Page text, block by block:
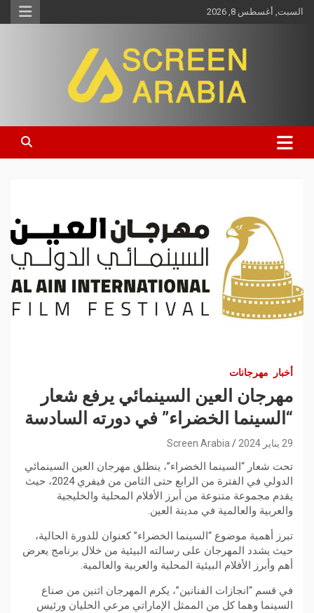
السبت, أغسطس 8, 2026
Screen Arabia
أخبار مهرجانات
مهرجان العين السينمائي يرفع شعار
“السينما الخضراء” في دورته السادسة
29 يناير 2024 Screen Arabia
تحت شعار “السينما الخضراء”، ينطلق مهرجان العين السينمائي
الدولي في الفترة من الرابع حتى الثامن من فيفري 2024، حيث
يقدم مجموعة متنوعة من أبرز الأفلام المحلية والخليجية
والعربية والعالمية في مدينة العين.
تبرز أهمية موضوع “السينما الخضراء” كعنوان للدورة الحالية،
حيث يشدد المهرجان على رسالته البيئية من خلال برنامج يعرض
أهم وأبرز الأفلام البيئية المحلية والعربية والعالمية.
في قسم “انجازات الفنانين”، يكرم المهرجان اثنين من صناع
السينما وهما كل من الممثل الإماراتي مرعي الحليان ورئيس